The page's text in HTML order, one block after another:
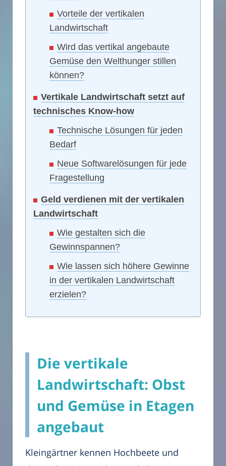
Vorteile der vertikalen
Landwirtschaft
Wird das vertikal angebaute
Gemüse den Welthunger stillen
können?
Vertikale Landwirtschaft setzt auf
technisches Know-how
Technische Lösungen für jeden
Bedarf
Neue Softwarelösungen für jede
Fragestellung
Geld verdienen mit der vertikalen
Landwirtschaft
Wie gestalten sich die
Gewinnspannen?
Wie lassen sich höhere Gewinne
in der vertikalen Landwirtschaft
erzielen?
Die vertikale
Landwirtschaft: Obst
und Gemüse in Etagen
angebaut
Kleingärtner kennen Hochbeete und